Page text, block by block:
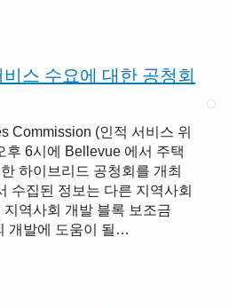
스 수요에 대한 공청회
Commission (인적 서비스 위
후 6시에 Bellevue 에서 주택
하이브리드 공청회를 개최
수집된 정보는 다른 지역사회
역사회 개발 블록 보조금
개발에 도움이 될…